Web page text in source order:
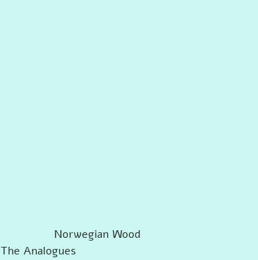
                                                                    Norwegian Wood
The Analogues